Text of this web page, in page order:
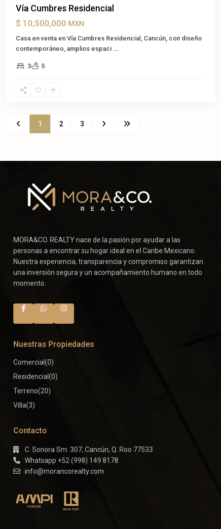
Vía Cumbres Residencial
$ 10,500,000 MXN
Casa en venta en Vía Cumbres Residencial, Cancún, con diseño
contemporáneo, amplios espaci ...
3 5
1 2 3
MORA&CO. REALTY nace de la pasión por ayudar a las
personas a encontrar su hogar ideal en el Caribe Mexicano.
Nuestra experiencia, transparencia y compromiso garantizan
una inversión segura y un acompañamiento humano en todo
momento.
Nuestras Propiedades
Comercial (0)
Residencial (0)
Terreno(20)
Villa(3)
Contacto
C. Sonora Sm. 307, Cancún, Q. Roo 77533
Whatsapp +52 (998) 149 8178
info@morancorealty.com